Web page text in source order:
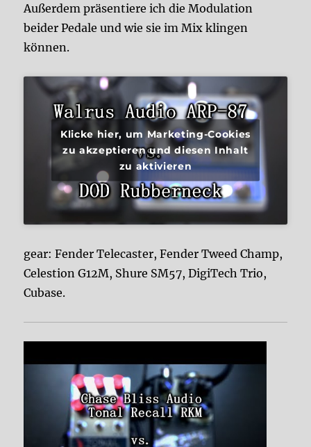
Außerdem präsentiere ich die Modulation
beider Pedale und wie sie im Mix klingen
können.
Klicke hier, um Marketing-Cookies
zu akzeptieren und diesen Inhalt
zu aktivieren
gear: Fender Telecaster, Fender Tweed Champ,
Celestion G12M, Shure SM57, DigiTech Trio,
Cubase.